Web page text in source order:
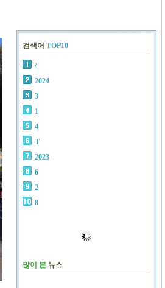
검색어 TOP10
/
2024
3
1
4
T
2023
6
2
8
많이 본 뉴스